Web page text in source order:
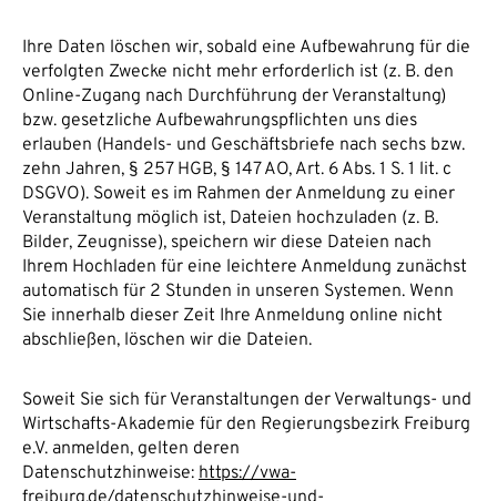
Ihre Daten löschen wir, sobald eine Aufbewahrung für die
verfolgten Zwecke nicht mehr erforderlich ist (z. B. den
Online-Zugang nach Durchführung der Veranstaltung)
bzw. gesetzliche Aufbewahrungspflichten uns dies
erlauben (Handels- und Geschäftsbriefe nach sechs bzw.
zehn Jahren, § 257 HGB, § 147 AO, Art. 6 Abs. 1 S. 1 lit. c
DSGVO). Soweit es im Rahmen der Anmeldung zu einer
Veranstaltung möglich ist, Dateien hochzuladen (z. B.
Bilder, Zeugnisse), speichern wir diese Dateien nach
Ihrem Hochladen für eine leichtere Anmeldung zunächst
automatisch für 2 Stunden in unseren Systemen. Wenn
Sie innerhalb dieser Zeit Ihre Anmeldung online nicht
abschließen, löschen wir die Dateien.
Soweit Sie sich für Veranstaltungen der Verwaltungs- und
Wirtschafts-Akademie für den Regierungsbezirk Freiburg
e.V. anmelden, gelten deren
Datenschutzhinweise: https://vwa-